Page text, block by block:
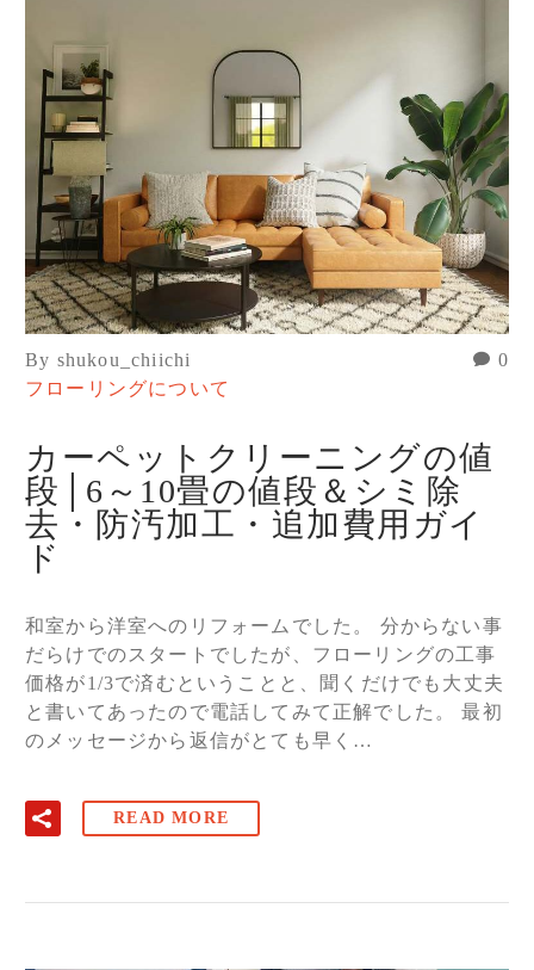
0
By shukou_chiichi
フローリングについて
カーペットクリーニングの値
段│6～10畳の値段＆シミ除
去・防汚加工・追加費用ガイ
ド
和室から洋室へのリフォームでした。 分からない事
だらけでのスタートでしたが、フローリングの工事
価格が1/3で済むということと、聞くだけでも大丈夫
と書いてあったので電話してみて正解でした。 最初
のメッセージから返信がとても早く…
READ MORE